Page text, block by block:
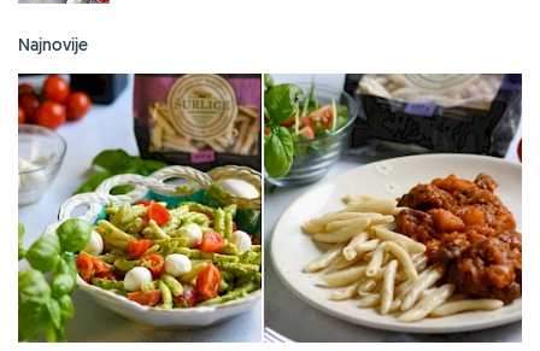
Najnovije